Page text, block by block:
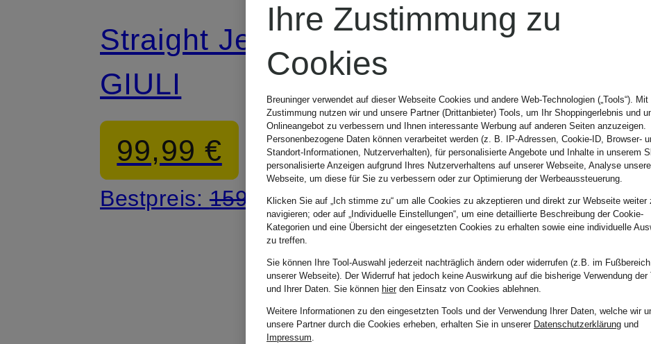
Straight Jeans
GIULI
99,99 €
Bestpreis: 159,90 €
Boyfriend
Jeans
129,99 €
Bestpreis:110,49 €
Ursprünglich:
169,90 €
Ihre Zustimmung zu
Cookies
Breuninger verwendet auf dieser Webseite Cookies und andere Web-Technologien („Tools“). Mit
Zustimmung nutzen wir und unsere Partner (Drittanbieter) Tools, um Ihr Shoppingerlebnis und
Onlineangebot zu verbessern und Ihnen interessante Werbung auf anderen Seiten anzuzeigen.
Personenbezogene Daten können verarbeitet werden (z. B. IP-Adressen, Cookie-ID, Browser-
Standort-Informationen, Nutzerverhalten), für personalisierte Angebote und Inhalte in unserem
personalisierte Anzeigen aufgrund Ihres Nutzerverhaltens auf unserer Webseite, Analyse
Webseite, um diese für Sie zu verbessern oder zur Optimierung der Werbeaussteuerung.
Klicken Sie auf „Ich stimme zu“ um alle Cookies zu akzeptieren und direkt zur Webseite weiter
navigieren; oder auf „Individuelle Einstellungen“, um eine detaillierte Beschreibung der Cookie-
Kategorien und eine Übersicht der eingesetzten Cookies zu erhalten sowie eine individuelle
zu treffen.
Sie können Ihre Tool-Auswahl jederzeit nachträglich ändern oder widerrufen (z.B. im Fußbereich
unserer Webseite). Der Widerruf hat jedoch keine Auswirkung auf die bisherige Verwendung der
und Ihrer Daten. Sie können hierden Einsatz von Cookies ablehnen.
Weitere Informationen zu den eingesetzten Tools und der Verwendung Ihrer Daten, welche wir
unsere Partner durch die Cookies erheben, erhalten Sie in unserer Datenschutzerklärung und
Impressum.